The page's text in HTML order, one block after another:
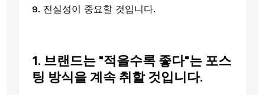
9. 진실성이 중요할 것입니다.
1. 브랜드는 "적을수록 좋다"는 포스
팅 방식을 계속 취할 것입니다.